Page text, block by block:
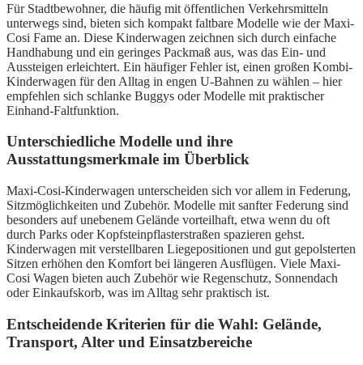
Für Stadtbewohner, die häufig mit öffentlichen Verkehrsmitteln
unterwegs sind, bieten sich kompakt faltbare Modelle wie der Maxi-
Cosi Fame an. Diese Kinderwagen zeichnen sich durch einfache
Handhabung und ein geringes Packmaß aus, was das Ein- und
Aussteigen erleichtert. Ein häufiger Fehler ist, einen großen Kombi-
Kinderwagen für den Alltag in engen U-Bahnen zu wählen – hier
empfehlen sich schlanke Buggys oder Modelle mit praktischer
Einhand-Faltfunktion.
Unterschiedliche Modelle und ihre
Ausstattungsmerkmale im Überblick
Maxi-Cosi-Kinderwagen unterscheiden sich vor allem in Federung,
Sitzmöglichkeiten und Zubehör. Modelle mit sanfter Federung sind
besonders auf unebenem Gelände vorteilhaft, etwa wenn du oft
durch Parks oder Kopfsteinpflasterstraßen spazieren gehst.
Kinderwagen mit verstellbaren Liegepositionen und gut gepolsterten
Sitzen erhöhen den Komfort bei längeren Ausflügen. Viele Maxi-
Cosi Wagen bieten auch Zubehör wie Regenschutz, Sonnendach
oder Einkaufskorb, was im Alltag sehr praktisch ist.
Entscheidende Kriterien für die Wahl: Gelände,
Transport, Alter und Einsatzbereiche